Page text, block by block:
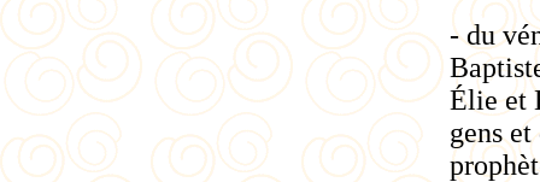
- du
Élie et
gens